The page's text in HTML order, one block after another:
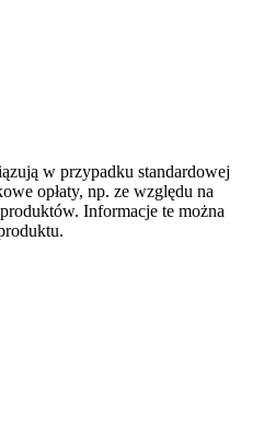
w przypadku standardowej
opłaty, np. ze względu na
Informacje te można